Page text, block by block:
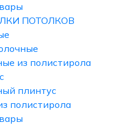
ПОТОЛКОВ
из полистирола
плинтус
полистирола